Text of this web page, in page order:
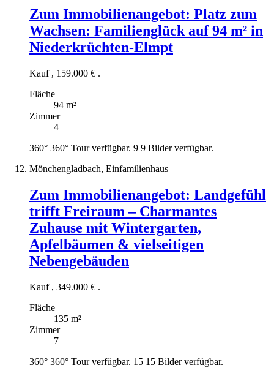
Zum Immobilienangebot: Platz zum
Wachsen: Familienglück auf 94 m² in
Niederkrüchten-Elmpt
Kauf , 159.000 € .
Fläche
94 m²
Zimmer
4
360° 360° Tour verfügbar. 9 9 Bilder verfügbar.
Mönchengladbach, Einfamilienhaus
Zum Immobilienangebot: Landgefühl
trifft Freiraum – Charmantes
Zuhause mit Wintergarten,
Apfelbäumen & vielseitigen
Nebengebäuden
Kauf , 349.000 € .
Fläche
135 m²
Zimmer
7
360° 360° Tour verfügbar. 15 15 Bilder verfügbar.